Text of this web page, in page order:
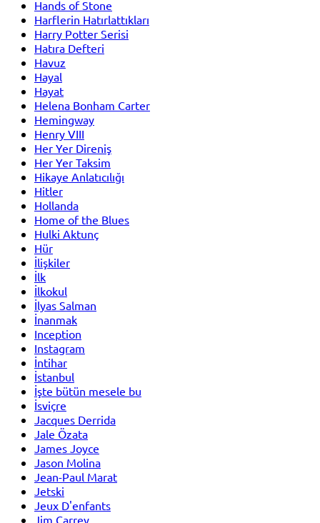
Hands of Stone
Harflerin Hatırlattıkları
Harry Potter Serisi
Hatıra Defteri
Havuz
Hayal
Hayat
Helena Bonham Carter
Hemingway
Henry VIII
Her Yer Direniş
Her Yer Taksim
Hikaye Anlatıcılığı
Hitler
Hollanda
Home of the Blues
Hulki Aktunç
Hür
İlişkiler
İlk
İlkokul
İlyas Salman
İnanmak
Inception
Instagram
İntihar
İstanbul
İşte bütün mesele bu
İsviçre
Jacques Derrida
Jale Özata
James Joyce
Jason Molina
Jean-Paul Marat
Jetski
Jeux D'enfants
Jim Carrey